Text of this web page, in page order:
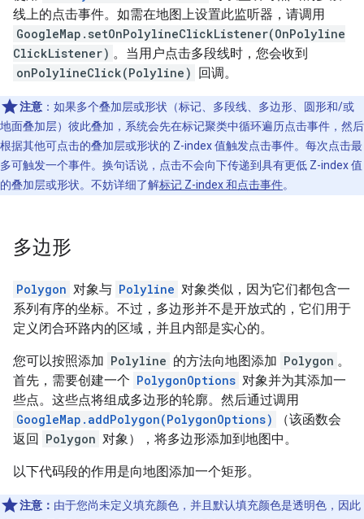
线上的点击事件。如需在地图上设置此监听器，请调用
GoogleMap.setOnPolylineClickListener(OnPolyline
ClickListener) 。当用户点击多段线时，您会收到
onPolylineClick(Polyline) 回调。
注意 ：如果多个叠加层或形状（标记、多段线、多边形、圆形和/或
地面叠加层）彼此叠加，系统会先在标记聚类中循环遍历点击事件，然后
根据其他可点击的叠加层或形状的 Z-index 值触发点击事件。每次点击最
多可触发一个事件。换句话说，点击不会向下传递到具有更低 Z-index 值
的叠加层或形状。不妨详细了解标记 Z-index 和点击事件。
多边形
Polygon 对象与 Polyline 对象类似，因为它们都包含一
系列有序的坐标。不过，多边形并不是开放式的，它们用于
定义闭合环路内的区域，并且内部是实心的。
您可以按照添加 Polyline 的方法向地图添加 Polygon 。
首先，需要创建一个 PolygonOptions 对象并为其添加一
些点。这些点将组成多边形的轮廓。然后通过调用
GoogleMap.addPolygon(PolygonOptions)
（该函数会
返回 Polygon 对象），将多边形添加到地图中。
以下代码段的作用是向地图添加一个矩形。
注意： 由于您尚未定义填充颜色，并且默认填充颜色是透明色，因此